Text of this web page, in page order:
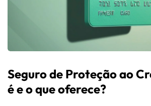
Seguro de Proteção ao
é e o que oferece?